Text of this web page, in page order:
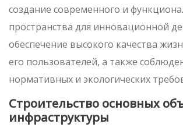
создание современного и
пространства для инновационной
обеспечение высокого качества
его пользователей, а также
нормативных и экологических
Строительство основных
инфраструктуры